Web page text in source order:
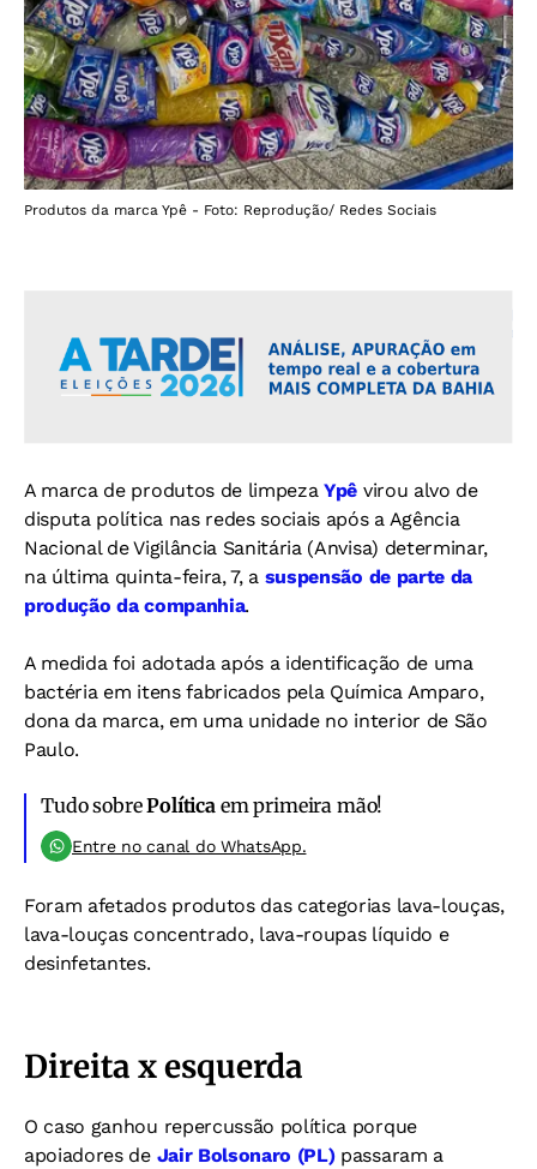
Produtos da marca Ypê - Foto: Reprodução/ Redes Sociais
A marca de produtos de limpezaYpê virou alvo de
disputa política nas redes sociais após a Agência
Nacional de Vigilância Sanitária (Anvisa) determinar,
na última quinta-feira, 7, a suspensão de parte da
produção da companhia.
A medida foi adotada após a identificação de uma
bactéria em itens fabricados pela Química Amparo,
dona da marca, em uma unidade no interior de São
Paulo.
Tudo sobrePolítica em primeira mão!
Entre no canal do WhatsApp.
Foram afetados produtos das categorias lava-louças,
lava-louças concentrado, lava-roupas líquido e
desinfetantes.
Direita x esquerda
O caso ganhou repercussão política porque
apoiadores de Jair Bolsonaro (PL)passaram a